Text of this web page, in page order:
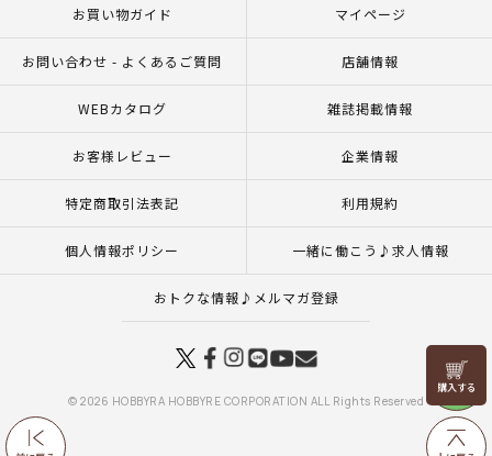
リリヤン
フェア
お買い物ガイド マイページ
お問い合わせ - よくあるご質問 店舗情報
WEBカタログ 雑誌掲載情報
お客様レビュー 企業情報
特定商取引法表記 利用規約
個人情報ポリシー 一緒に働こう♪求人情報
おトクな情報♪メルマガ登録
© 2026 HOBBYRA HOBBYRE CORPORATION ALL Rights Reserved